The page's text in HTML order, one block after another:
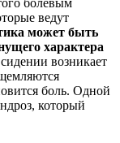
болевым
ведут
может быть
характера
возникает
боль. Одной
который